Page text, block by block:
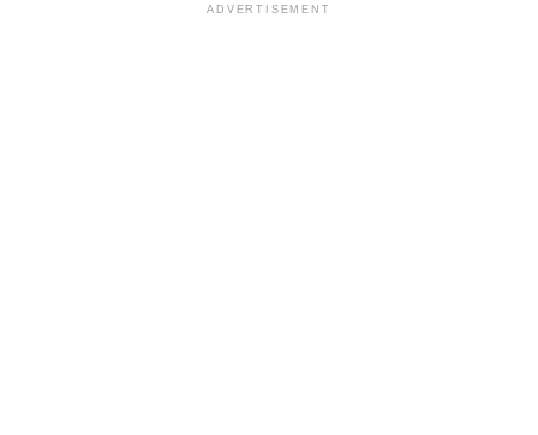
ADVERTISEMENT